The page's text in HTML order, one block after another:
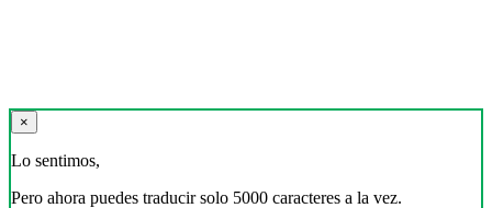
×
Lo sentimos,
Pero ahora puedes traducir solo 5000 caracteres a la vez.